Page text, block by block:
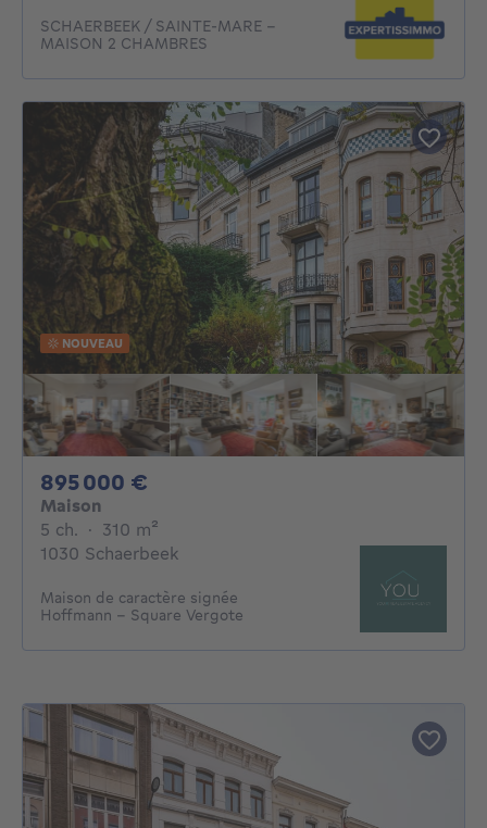
SCHAERBEEK / SAINTE-MARE -
MAISON 2 CHAMBRES
NOUVEAU
895 000 €
Maison
5 ch. 5 chambres
· 310 m²
1030 Schaerbeek
Maison de caractère signée
Hoffmann – Square Vergote